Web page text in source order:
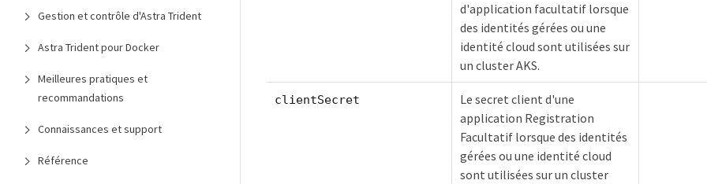
Gestion et contrôle d'Astra Trident
Astra Trident pour Docker
Meilleures pratiques et
recommandations
Connaissances et support
Référence
d'application facultatif lorsque
des identités gérées ou une
identité cloud sont utilisées sur
un cluster AKS.
clientSecret
Le secret client d'une
application Registration
Facultatif lorsque des identités
gérées ou une identité cloud
sont utilisées sur un cluster